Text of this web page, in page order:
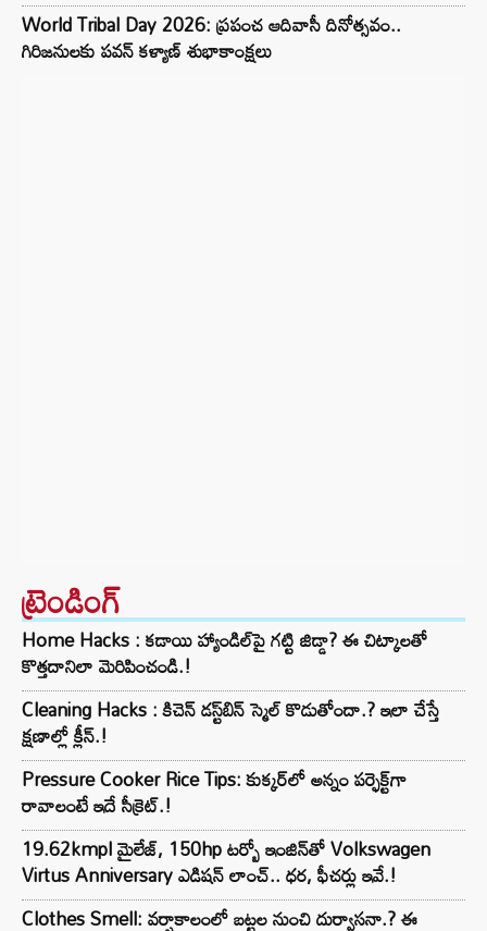
World Tribal Day 2026: ప్రపంచ ఆదివాసీ దినోత్సవం..
గిరిజనులకు పవన్ కళ్యాణ్ శుభాకాంక్షలు
ట్రెండింగ్‌
Home Hacks : కడాయి హ్యాండిల్‌పై గట్టి జిడ్డా? ఈ చిట్కాలతో
కొత్తదానిలా మెరిపించండి.!
Cleaning Hacks : కిచెన్ డస్ట్‌బిన్ స్మెల్ కొడుతోందా.? ఇలా చేస్తే
క్షణాల్లో క్లీన్.!
Pressure Cooker Rice Tips: కుక్కర్‌లో అన్నం పర్ఫెక్ట్‌గా
రావాలంటే ఇదే సీక్రెట్.!
19.62kmpl మైలేజ్, 150hp టర్బో ఇంజిన్‌తో Volkswagen
Virtus Anniversary ఎడిషన్ లాంచ్.. ధర, ఫీచర్లు ఇవే.!
Clothes Smell: వర్షాకాలంలో బట్టల నుంచి దుర్వాసనా.? ఈ